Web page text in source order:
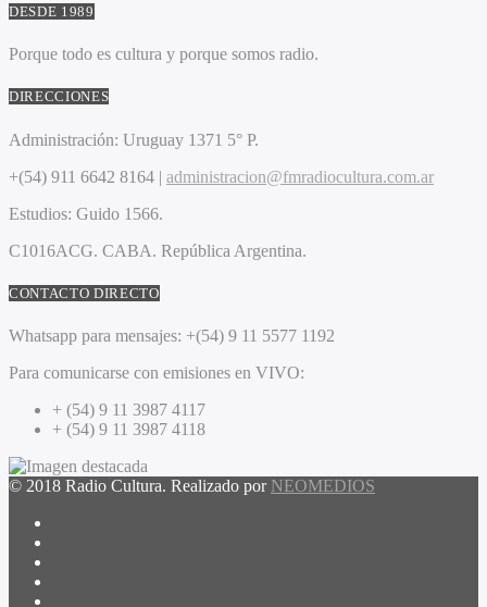
DESDE 1989
Porque todo es cultura y porque somos radio.
DIRECCIONES
Administración: Uruguay 1371 5° P.
+(54) 911 6642 8164 | administracion@fmradiocultura.com.ar
Estudios: Guido 1566.
C1016ACG. CABA. República Argentina.
CONTACTO DIRECTO
Whatsapp para mensajes: +(54) 9 11 5577 1192
Para comunicarse con emisiones en VIVO:
+ (54) 9 11 3987 4117
+ (54) 9 11 3987 4118
© 2018 Radio Cultura. Realizado por NEOMEDIOS